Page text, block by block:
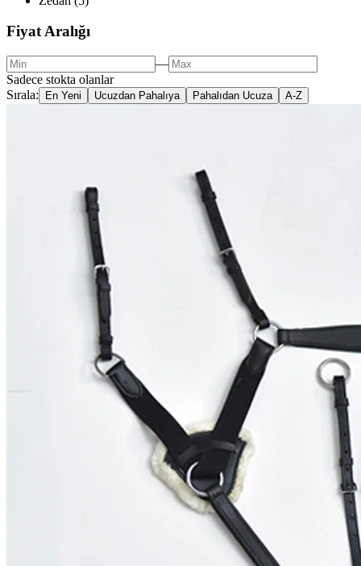
Fiyat Aralığı
—
Sadece stokta olanlar
Sırala:
En Yeni Ucuzdan Pahalıya Pahalıdan Ucuza A-Z